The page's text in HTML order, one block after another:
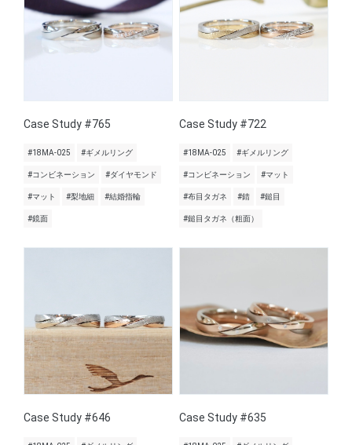
Case Study #765
#18MA-025 #ギメルリング
#コンビネーション #ダイヤモンド
#マット #梨地細 #結婚指輪
#鏡面
Case Study #722
#18MA-025 #ギメルリング
#コンビネーション #マット
#布目タガネ #錆 #鎚目
#鎚目タガネ（粗面）
Case Study #646 Case Study #635